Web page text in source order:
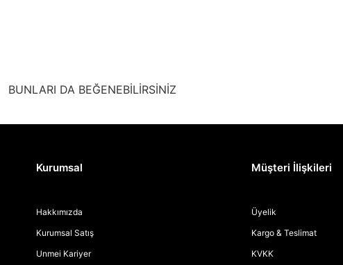
BUNLARI DA BEĞENEBİLİRSİNİZ
Kurumsal
Hakkımızda
Kurumsal Satış
Unmei Kariyer
Müşteri İlişkileri
Üyelik
Kargo & Teslimat
KVKK